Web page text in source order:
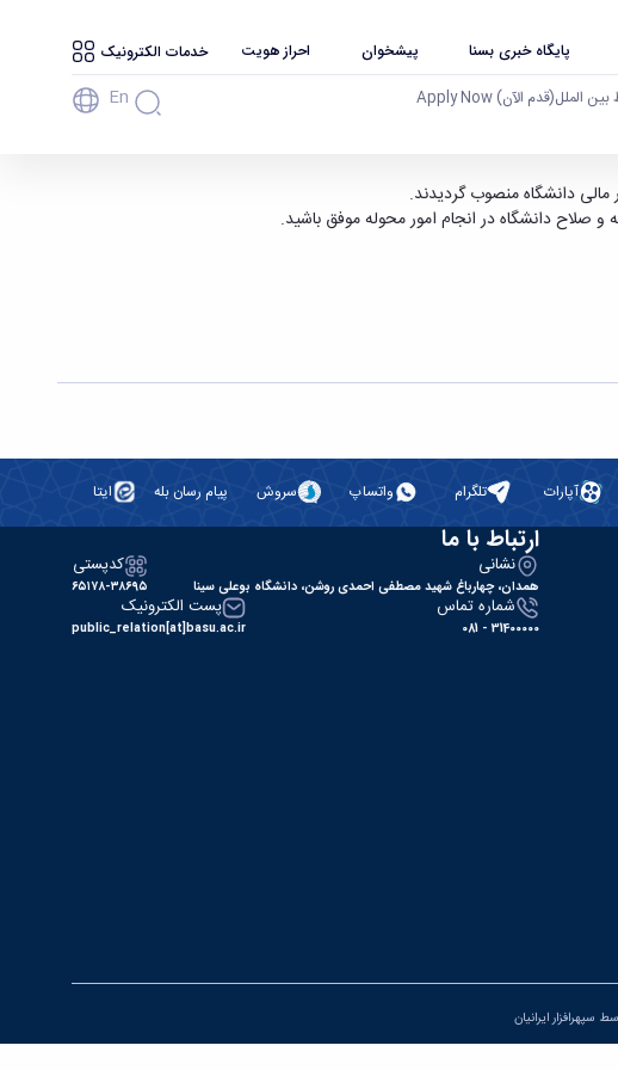
پایگاه خبری بسنا پیشخوان احراز هویت خدمات الکترونیک
بین الملل(قدم الآن) Apply Now En
دانشگاه منصوب گردیدند.
صلاح دانشگاه در انجام امور محوله موفق باشيد.
آپارات تلگرام واتساپ سروش پیام رسان بله ایتا
ارتباط با ما
نشانی
همدان، چهارباغ شهید مصطفی احمدی روشن، دانشگاه بوعلی سینا
کدپستی
۶۵۱۷۸-۳۸۶۹۵
شماره تماس
31400000 - 081
پست الکترونیک
public_relation[at]basu.ac.ir
سپهرافزار ایرانیان